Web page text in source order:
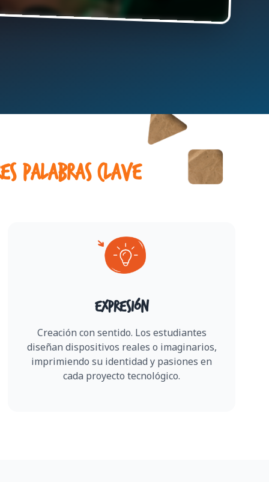
palabras clave
Expresión
Creación con sentido. Los estudiantes
diseñan dispositivos reales o imaginarios,
imprimiendo su identidad y pasiones en
cada proyecto tecnológico.